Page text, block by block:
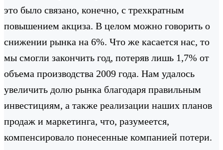
это было связано, конечно, с трехкратным
повышением акциза. В целом можно говорить о
снижении рынка на 6%. Что же касается нас, то
мы смогли закончить год, потеряв лишь 1,7% от
объема производства 2009 года. Нам удалось
увеличить долю рынка благодаря правильным
инвестициям, а также реализации наших планов
продаж и маркетинга, что, разумеется,
компенсировало понесенные компанией потери.